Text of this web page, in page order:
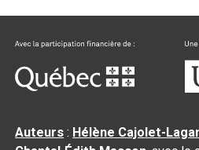
Auteurs : Hélène Cajolet-